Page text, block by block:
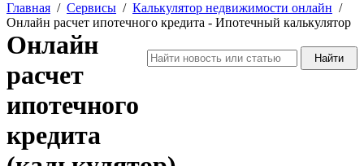
Главная / Сервисы / Калькулятор недвижимости онлайн /
Онлайн расчет ипотечного кредита - Ипотечный калькулятор
Онлайн
расчет
ипотечного
кредита